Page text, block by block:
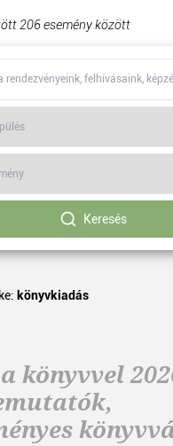
206 esemény között
Keresés
könyvkiadás
könyvvel